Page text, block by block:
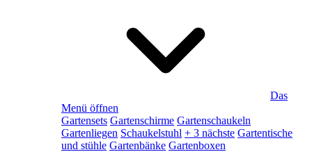
Das
Menü öffnen
Gartensets Gartenschirme Gartenschaukeln
Gartenliegen Schaukelstuhl + 3 nächste Gartentische
und stühle Gartenbänke Gartenboxen